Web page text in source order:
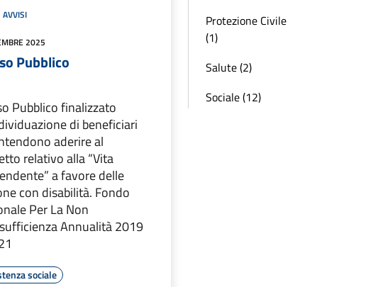
AVVISI
2025
Pubblico
Pubblico finalizzato
di beneficiari
aderire al
relativo alla “Vita
a favore delle
con disabilità. Fondo
Per La Non
Annualità 2019
sociale
Protezione Civile
(1)
Salute (2)
Sociale (12)